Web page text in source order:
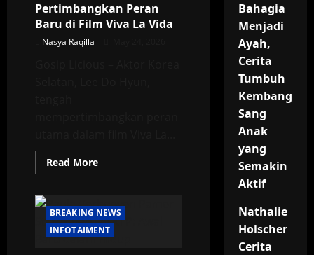
We
Meet
Again”
Pertimbangkan Peran
Baru di Film Viva La Vida
Nasya Raqilla
Read MoreRead
more
Hyun
Pertimbangkan
Peran
Baru
BREAKING NEWS
INFOTAIMENT
Bahagia
Menjadi
Ayah,
Cerita
Tumbuh
Kembang
Sang
Anak
yang
Semakin
Aktif
Nathalie
Holscher
Cerita